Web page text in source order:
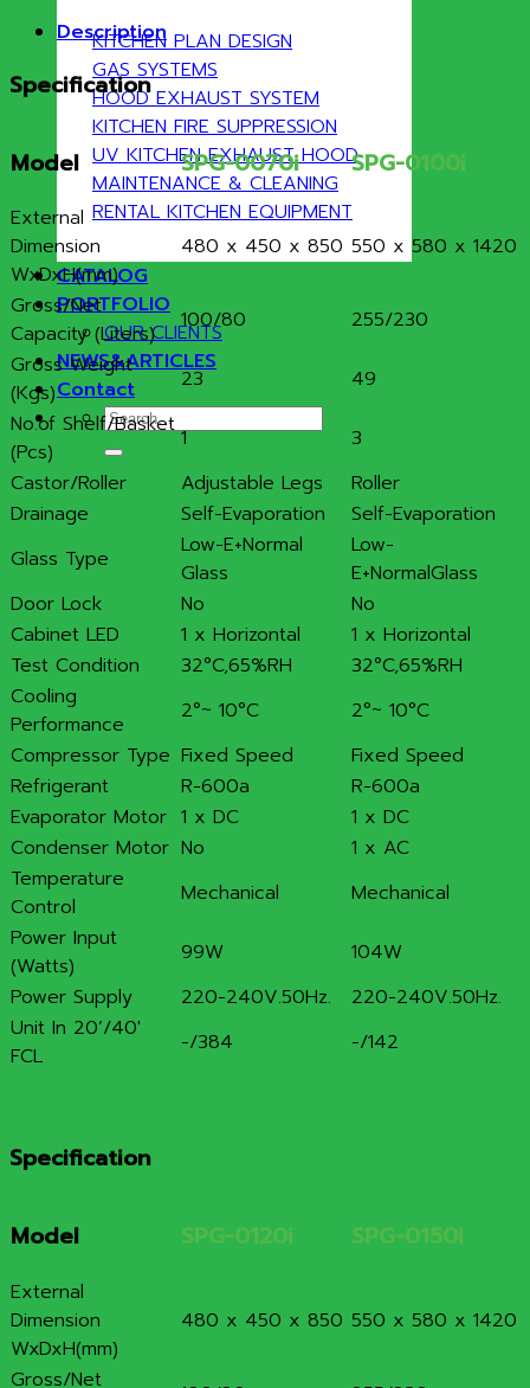
KITCHEN PLAN DESIGN
GAS SYSTEMS
HOOD EXHAUST SYSTEM
KITCHEN FIRE SUPPRESSION
UV KITCHEN EXHAUST HOOD
MAINTENANCE & CLEANING
RENTAL KITCHEN EQUIPMENT
CATALOG
PORTFOLIO
OUR CLIENTS
NEWS&ARTICLES
Contact
Search
for:
Description
Specification
Model SPG-0070i SPG-0100i
External
Dimension
WxDxH(mm)
480 x 450 x 850 550 x 580 x 1420
Gross/Net
Capacity (Liters)
100/80
255/230
Gross Weight
(Kgs)
23
49
No.of Shelf/Basket
(Pcs)
1
3
Castor/Roller
Adjustable Legs
Roller
Drainage
Self-Evaporation
Self-Evaporation
Glass Type
Low-E+Normal
Glass
Low-
E+NormalGlass
Door Lock
No
No
Cabinet LED
1 x Horizontal
1 x Horizontal
Test Condition
32°C,65%RH
32°C,65%RH
Cooling
Performance
2°~ 10°C
2°~ 10°C
Compressor Type Fixed Speed
Fixed Speed
Refrigerant
R-600a
R-600a
Evaporator Motor 1 x DC
1 x DC
Condenser Motor No
1 x AC
Temperature
Control
Mechanical
Mechanical
Power Input
(Watts)
99W
104W
Power Supply
220-240V.50Hz.
220-240V.50Hz.
Unit In 20’/40′
FCL
-/384 -/142
Specification
Model SPG-0120i SPG-0150i
External
Dimension
WxDxH(mm)
480 x 450 x 850 550 x 580 x 1420
Gross/Net